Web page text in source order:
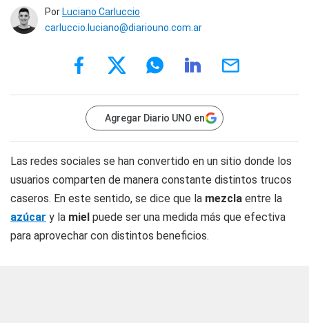
Por Luciano Carluccio
carluccio.luciano@diariouno.com.ar
Agregar Diario UNO en
Las redes sociales se han convertido en un sitio donde los
usuarios comparten de manera constante distintos trucos
caseros. En este sentido, se dice que la mezcla entre la
azúcar y la miel puede ser una medida más que efectiva
para aprovechar con distintos beneficios.